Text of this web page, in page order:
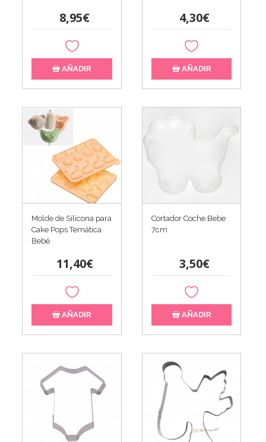
8,95€
AÑADIR
4,30€
AÑADIR
Molde de Silicona para
Cake Pops Temática
Bebé
11,40€
AÑADIR
Cortador Coche Bebe
7cm
3,50€
AÑADIR